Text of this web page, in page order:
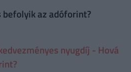
az adóforint?
nyugdíj - Hová